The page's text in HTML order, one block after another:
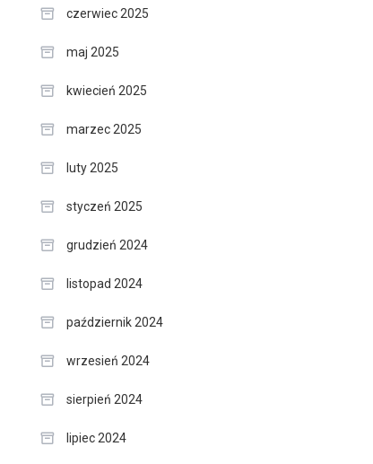
czerwiec 2025
maj 2025
kwiecień 2025
marzec 2025
luty 2025
styczeń 2025
grudzień 2024
listopad 2024
październik 2024
wrzesień 2024
sierpień 2024
lipiec 2024